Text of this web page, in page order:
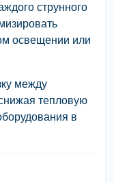
струнного
освещении или
между
тепловую
в